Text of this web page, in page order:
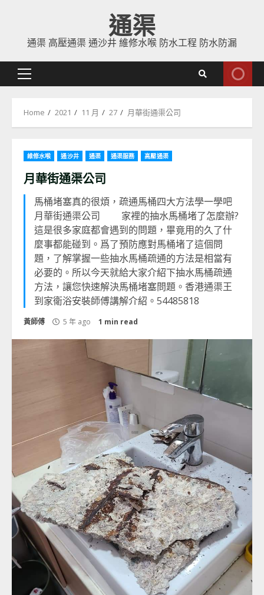
content
通渠
通渠 高壓通渠 通沙井 維修水喉 防水工程 防水防漏
Primary
Home 2021 11 月 27 月華街通渠公司
維修水喉 通沙井 通渠 通渠服務 高壓通渠
月華街通渠公司
馬桶堵塞真的很煩，疏通馬桶四大方法學一學吧
月華街通渠公司 家裡的抽水馬桶堵了怎麼辦?
這是很多家庭都會遇到的問題，畢竟用的久了什
麼事都能碰到。爲了預防應對馬桶堵了這個問
題，了解掌握一些抽水馬桶疏通的方法是相當有
必要的。所以今天就給大家介紹下抽水馬桶疏通
方法，讓您快速解決馬桶堵塞問題。香港通渠王
到家衛浴安裝師傅講解介紹。54485818
黃師傅 5 年 ago 1 min read